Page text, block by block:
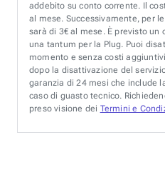
addebito su conto corrente. Il
al mese. Successivamente, per
sarà di 3€ al mese. È previsto
una tantum per la Plug. Puoi
momento e senza costi
dopo la disattivazione del
garanzia di 24 mesi che include
caso di guasto tecnico.
preso visione dei Termini e